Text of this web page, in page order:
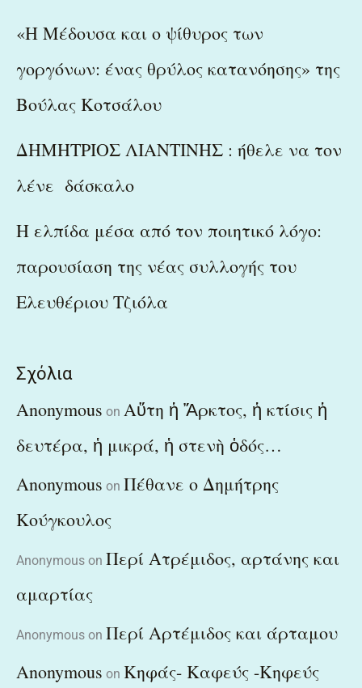
«Η Μέδουσα και ο ψίθυρος των
γοργόνων: ένας θρύλος κατανόησης» της
Βούλας Κοτσάλου
ΔΗΜΗΤΡΙΟΣ ΛΙΑΝΤΙΝΗΣ : ήθελε να τον
λένε δάσκαλο
Η ελπίδα μέσα από τον ποιητικό λόγο:
παρουσίαση της νέας συλλογής του
Ελευθέριου Τζιόλα
Σχόλια
Anonymous on Αὕτη ἡ Ἄρκτος, ἡ κτίσις ἡ
δευτέρα, ἡ μικρά, ἡ στενὴ ὁδός…
Anonymous on Πέθανε ο Δημήτρης
Κούγκουλος
Anonymous on Περί Ατρέμιδος, αρτάνης και
αμαρτίας
Anonymous on Περί Αρτέμιδος και άρταμου
Anonymous on Κηφάς- Καφεύς -Κηφεύς